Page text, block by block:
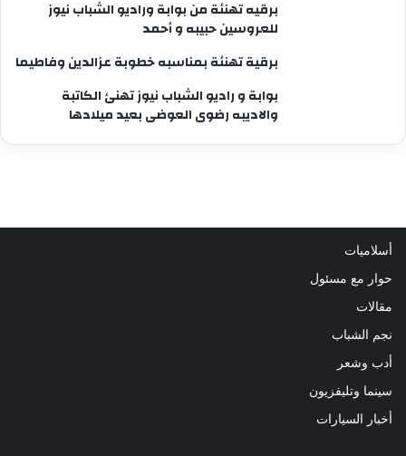
برقيه تهنئة من بوابة وراديو الشباب نيوز
للعروسين حبيبه و أحمد
برقية تهنئة بمناسبه خطوبة عزالدين وفاطيما
بوابة و راديو الشباب نيوز تهنئ الكاتبة
والاديبه رضوى العوضى بعيد ميلادها
أسلاميات
حوار مع مسئول
مقالات
نجم الشباب
أدب وشعر
سينما وتليفزيون
أخبار السيارات